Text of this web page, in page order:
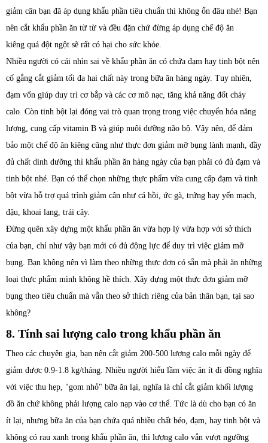
giảm cân bạn đã áp dụng khẩu phần tiêu chuẩn thì không ổn đâu nhé! Bạn
nên cắt khẩu phần ăn từ từ và đều đặn chứ đừng áp dụng chế độ ăn
kiêng quá đột ngột sẽ rất có hại cho sức khỏe.
Nhiều người có cái nhìn sai về khẩu phần ăn có chứa đạm hay tinh bột nên
cố gắng cắt giảm tối đa hai chất này trong bữa ăn hàng ngày. Tuy nhiên,
đạm vốn giúp duy trì cơ bắp và các cơ mô nạc, tăng khả năng đốt cháy
calo. Còn tinh bột lại đóng vai trò quan trọng trong việc chuyển hóa năng
lượng, cung cấp vitamin B và giúp nuôi dưỡng não bộ. Vậy nên, để đảm
bảo một chế độ ăn kiêng cũng như thực đơn giảm mỡ bụng lành mạnh, đầy
đủ chất dinh dưỡng thì khẩu phần ăn hàng ngày của bạn phải có đủ đạm và
tinh bột nhé. Bạn có thể chọn những thực phẩm vừa cung cấp đạm và tinh
bột vừa hỗ trợ quá trình giảm cân như cá hồi, ức gà, trứng hay yến mạch,
đậu, khoai lang, trái cây.
Đừng quên xây dựng một khẩu phần ăn vừa hợp lý vừa hợp với sở thích
của bạn, chỉ như vậy bạn mới có đủ động lực để duy trì việc giảm mỡ
bụng. Bạn không nên vì làm theo những thực đơn có sẵn mà phải ăn những
loại thực phẩm mình không hề thích. Xây dựng một thực đơn giảm mỡ
bụng theo tiêu chuẩn mà vẫn theo sở thích riêng của bản thân bạn, tại sao
không?
8. Tính sai lượng calo trong khẩu phần ăn
Theo các chuyên gia, bạn nên cắt giảm 200-500 lượng calo mỗi ngày để
giảm được 0.9-1.8 kg/tháng. Nhiều người hiểu lầm việc ăn ít đi đồng nghĩa
với việc thu hẹp, "gom nhỏ" bữa ăn lại, nghĩa là chỉ cắt giảm khối lượng
đồ ăn chứ không phải lượng calo nạp vào cơ thể. Tức là dù cho bạn có ăn
ít lại, nhưng bữa ăn của bạn chứa quá nhiều chất béo, đạm, hay tinh bột và
không có rau xanh trong khẩu phần ăn, thì lượng calo vẫn vượt ngưỡng